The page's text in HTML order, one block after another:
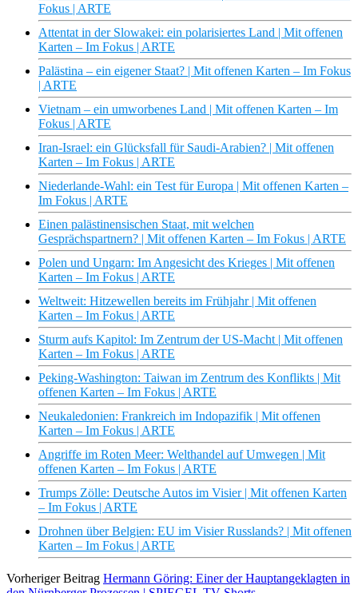
Fokus | ARTE
Attentat in der Slowakei: ein polarisiertes Land | Mit offenen
Karten – Im Fokus | ARTE
Palästina – ein eigener Staat? | Mit offenen Karten – Im Fokus
| ARTE
Vietnam – ein umworbenes Land | Mit offenen Karten – Im
Fokus | ARTE
Iran-Israel: ein Glücksfall für Saudi-Arabien? | Mit offenen
Karten – Im Fokus | ARTE
Niederlande-Wahl: ein Test für Europa | Mit offenen Karten –
Im Fokus | ARTE
Einen palästinensischen Staat, mit welchen
Gesprächspartnern? | Mit offenen Karten – Im Fokus | ARTE
Polen und Ungarn: Im Angesicht des Krieges | Mit offenen
Karten – Im Fokus | ARTE
Weltweit: Hitzewellen bereits im Frühjahr | Mit offenen
Karten – Im Fokus | ARTE
Sturm aufs Kapitol: Im Zentrum der US-Macht | Mit offenen
Karten – Im Fokus | ARTE
Peking-Washington: Taiwan im Zentrum des Konflikts | Mit
offenen Karten – Im Fokus | ARTE
Neukaledonien: Frankreich im Indopazifik | Mit offenen
Karten – Im Fokus | ARTE
Angriffe im Roten Meer: Welthandel auf Umwegen | Mit
offenen Karten – Im Fokus | ARTE
Trumps Zölle: Deutsche Autos im Visier | Mit offenen Karten
– Im Fokus | ARTE
Drohnen über Belgien: EU im Visier Russlands? | Mit offenen
Karten – Im Fokus | ARTE
Vorheriger Beitrag Hermann Göring: Einer der Hauptangeklagten in